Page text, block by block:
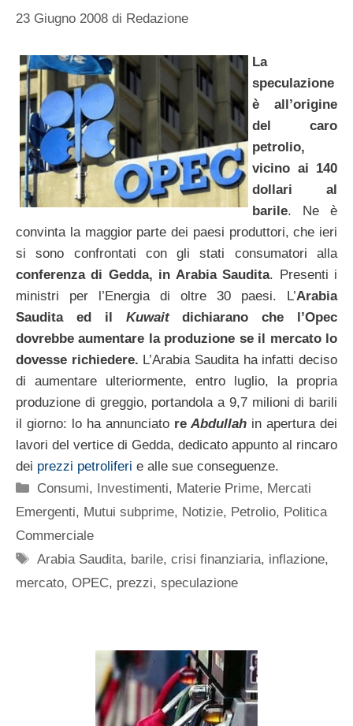
23 Giugno 2008 di Redazione
La
speculazione
è all’origine
del caro
petrolio,
vicino ai 140
dollari al
barile. Ne è
convinta la maggior parte dei paesi produttori, che ieri
si sono confrontati con gli stati consumatori alla
conferenza di Gedda, in Arabia Saudita. Presenti i
ministri per l’Energia di oltre 30 paesi. L’Arabia
Saudita ed il Kuwaitdichiarano che l’Opec
dovrebbe aumentare la produzione se il mercato lo
dovesse richiedere. L’Arabia Saudita ha infatti deciso
di aumentare ulteriormente, entro luglio, la propria
produzione di greggio, portandola a 9,7 milioni di barili
il giorno: lo ha annunciato re Abdullah in apertura dei
lavori del vertice di Gedda, dedicato appunto al rincaro
dei prezzi petroliferi e alle sue conseguenze.
Categorie
Consumi, Investimenti, Materie Prime, Mercati
Emergenti, Mutui subprime, Notizie, Petrolio, Politica
Commerciale
Tag
Arabia Saudita, barile,crisi finanziaria, inflazione,
mercato, OPEC, prezzi, speculazione